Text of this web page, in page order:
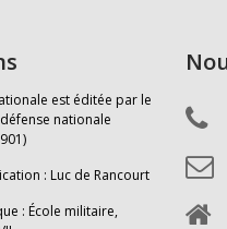
est éditée par le
nationale
: Luc de Rancourt
: École militaire,